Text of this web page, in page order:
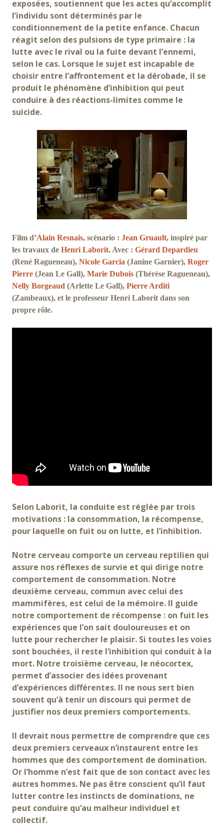
exposées, soutiennent que les actes qu’accomplit
l’individu sont déterminés par le
conditionnement de la petite enfance. Chacun
réagit selon des pulsions de type primaire : la
lutte avec le rival ou la fuite devant l’ennemi,
selon le cas. Lorsque le sujet est incapable de
choisir entre l’affrontement et la dérobade, il se
produit le phénomène d’inhibition qui peut
conduire à des réactions-limites comme le
suicide.
Film d’Alain Resnais, scénario : Jean Gruault, inspiré par
les travaux de Henri Laborit. Avec : Gérard Depardieu
(René Ragueneau), Nicole Garcia (Janine Garnier), Roger
Pierre (Jean Le Gall), Marie Dubois (Thérèse Ragueneau),
Nelly Borgeaud (Arlette Le Gall), Pierre Arditi
(Zambeaux), et le professeur Henri Laborit dans son
propre rôle.
Selon Laborit, la conduite est réglée par trois
motivations : la consommation, la récompense,
pour laquelle on fuit ou on lutte, et l’inhibition.
Notre cerveau comporte un cerveau reptilien qui
assure nos réflexes de survie et qui dirige notre
comportement de consommation. Notre
deuxième cerveau, commun avec celui des
mammifères, est celui de la mémoire. Il guide
notre comportement de récompense : on fuit les
expériences que l’on sait douloureuses et on
lutte pour rechercher le plaisir. Si toutes les voies
sont bouchées, il reste l’inhibition qui conduit à la
mort. Notre troisième cerveau, le néocortex,
permet d’associer des idées provenant
d’expériences différentes. Il ne nous sert bien
souvent qu’à tenir un discours qui permet de
justifier nos deux premiers comportements.
Il devrait nous permettre de comprendre que ces
deux premiers cerveaux n’instaurent entre les
hommes que des comportement de domination.
Or l’homme n’est fait que de son contact avec les
autres hommes. Ne pas être conscient qu’il faut
lutter contre les instincts de dominations, ne
peut conduire qu’au malheur individuel et
collectif.